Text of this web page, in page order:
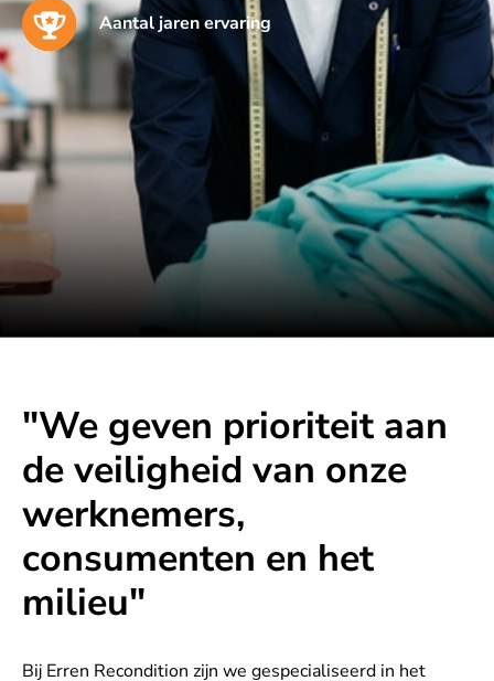
Aantal jaren ervaring
"We geven prioriteit aan
de veiligheid van onze
werknemers,
consumenten en het
milieu"
Bij Erren Recondition zijn we gespecialiseerd in het